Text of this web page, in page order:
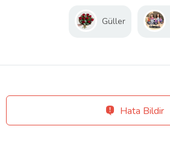
Güller
Hata Bildir